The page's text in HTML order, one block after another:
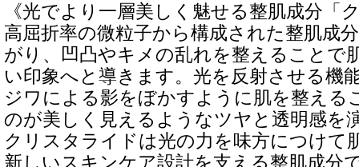
《光でより一層美しく魅せる整肌成分「
高屈折率の微粒子から構成された整肌成
がり、凹凸やキメの乱れを整えることで
い印象へと導きます。光を反射させる機
ジワによる影をぼかすように肌を整える
のが美しく見えるようなツヤと透明感を
クリスタライドは光の力を味方につけて
新しいスキンケア設計を支える整肌成分